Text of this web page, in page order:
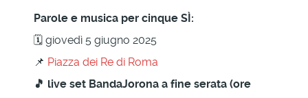
Parole e musica per cinque SÌ:
🗓 giovedì 5 giugno 2025
📌 Piazza dei Re di Roma
🎵 live set BandaJorona a fine serata (ore